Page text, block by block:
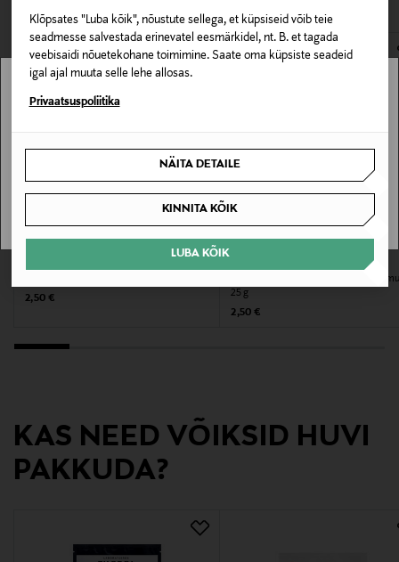
Klõpsates "Luba kõik", nõustute sellega, et küpsiseid võib teie
seadmesse salvestada erinevatel eesmärkidel, nt. B. et tagada
veebisaidi nõuetekohane toimimine. Saate oma küpsiste seadeid
igal ajal muuta selle lehe allosas.
Privaatsuspoliitika
NÄITA DETAILE
KINNITA KÕIK
LUBA KÕIK
Pakendi suurus
25 g
Kategooria
Suurus
JAAPAN
Korsholmantie 8 A3, 00900 Helsinki, Finland
Digitaalne aadress
Märksõnad
E-POE TAGASTUSED
Original Price
2,50 €
Kangasmask Collagen +
25 g
Original Price
2,50 €
KAS NEED VÕIKSID HUVI
PAKKUDA?
Stockmann pole Sinu riigis saadaval.
SAAN ARU